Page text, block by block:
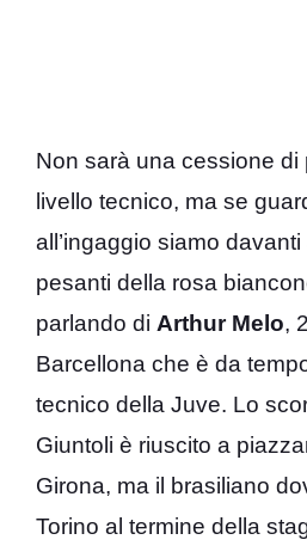
Non sarà una cessione di
livello tecnico, ma se
all’ingaggio siamo
pesanti della rosa
parlando di Arthur Melo,
Barcellona che è da
tecnico della Juve. Lo
Giuntoli è riuscito a
Girona, ma il brasiliano
Torino al termine della